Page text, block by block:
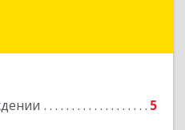
5
Торжок г, Радищева ул,